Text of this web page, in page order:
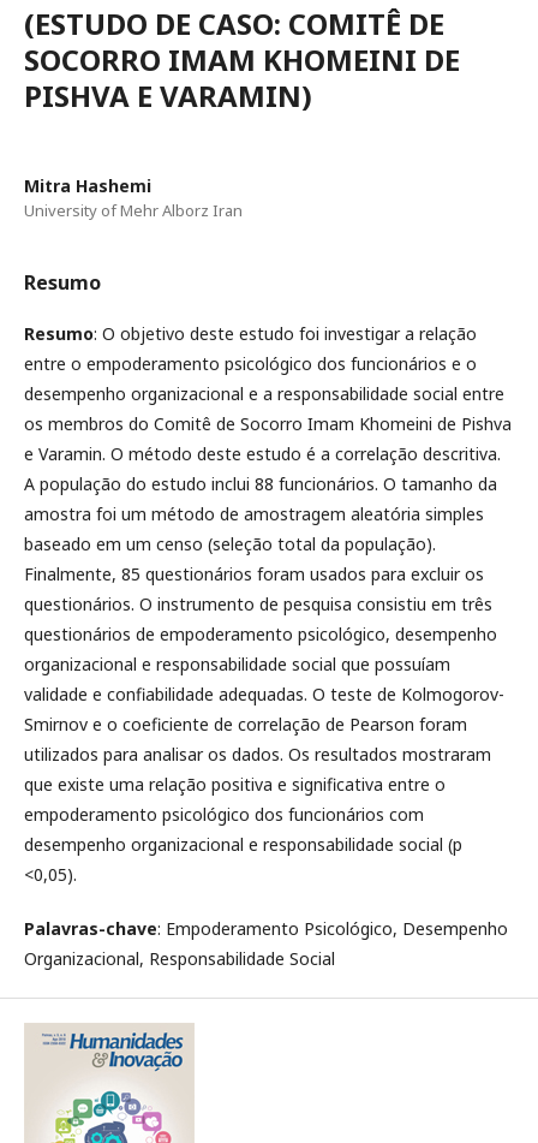
(ESTUDO DE CASO: COMITÊ DE
SOCORRO IMAM KHOMEINI DE
PISHVA E VARAMIN)
Mitra Hashemi
University of Mehr Alborz Iran
Resumo
Resumo: O objetivo deste estudo foi investigar a relação
entre o empoderamento psicológico dos funcionários e o
desempenho organizacional e a responsabilidade social entre
os membros do Comitê de Socorro Imam Khomeini de Pishva
e Varamin. O método deste estudo é a correlação descritiva.
A população do estudo inclui 88 funcionários. O tamanho da
amostra foi um método de amostragem aleatória simples
baseado em um censo (seleção total da população).
Finalmente, 85 questionários foram usados para excluir os
questionários. O instrumento de pesquisa consistiu em três
questionários de empoderamento psicológico, desempenho
organizacional e responsabilidade social que possuíam
validade e confiabilidade adequadas. O teste de Kolmogorov-
Smirnov e o coeficiente de correlação de Pearson foram
utilizados para analisar os dados. Os resultados mostraram
que existe uma relação positiva e significativa entre o
empoderamento psicológico dos funcionários com
desempenho organizacional e responsabilidade social (p
<0,05).
Palavras-chave: Empoderamento Psicológico, Desempenho
Organizacional, Responsabilidade Social